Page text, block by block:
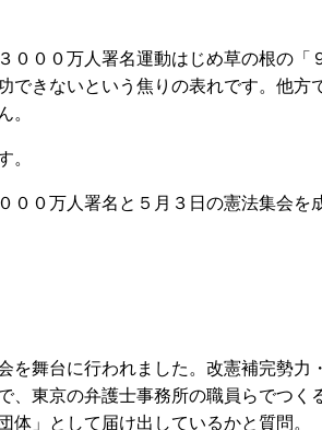
００万人署名運動はじめ草の根の「
できないという焦りの表れです。他方
。
。
００万人署名と５月３日の憲法集会を
舞台に行われました。改憲補完勢力・
、東京の弁護士事務所の職員らでつく
体」として届け出しているかと質問。